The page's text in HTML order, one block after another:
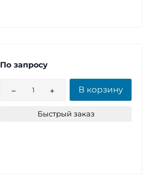
По запросу
В корзину
Быстрый заказ